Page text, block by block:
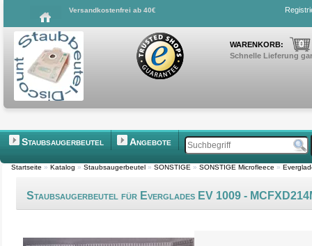
Versandkostenfrei ab 40€
WARENKORB: 0
Schnelle Lieferung
Staubsaugerbeutel Angebote
Startseite » Katalog » Staubsaugerbeutel » SONSTIGE » SONSTIGE Microfleece »
Staubsaugerbeutel für Everglades EV 1009 -